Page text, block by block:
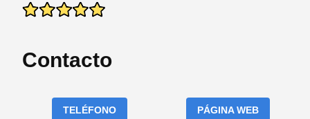
Contacto
TELÉFONO PÁGINA WEB